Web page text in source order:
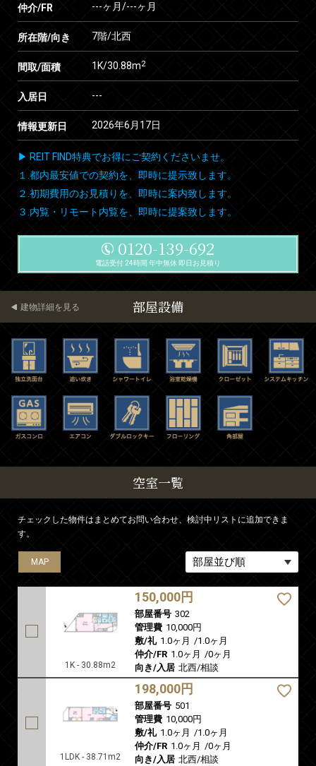
仲介/FR ---ヶ月/---ヶ月
所在階/向き 7階/北西
間取/面積 1K/30.88m2
入居日 ---
情報更新日 2026年6月17日
▶ REIT FIND特典でお得にご契約くださいませ。
１.都内最安値での契約を、即時に提示致します。
２.初期費用のお見積りを、即時に案内致します。
３.内覧・リモート内覧を、即時に提案致します。
0120-139-692
電話受付 24時間 年中無休 即日お見積り
部屋設備
建物詳細を見る
空室一覧
チェックした物件はまとめてお問い合わせ、検討中リストに追加できま
す。
MAP
1K - 30.88m2
150,000円
部屋番号 302
管理費 10,000円
敷/礼 1.0ヶ月 /1.0ヶ月
仲介/FR 1.0ヶ月 /0ヶ月
向き/入居 北西/相談
MAP
1LDK - 38.71m2
198,000円
部屋番号 501
管理費 10,000円
敷/礼 1.0ヶ月 /1.0ヶ月
仲介/FR 1.0ヶ月 /0ヶ月
向き/入居 北西/相談